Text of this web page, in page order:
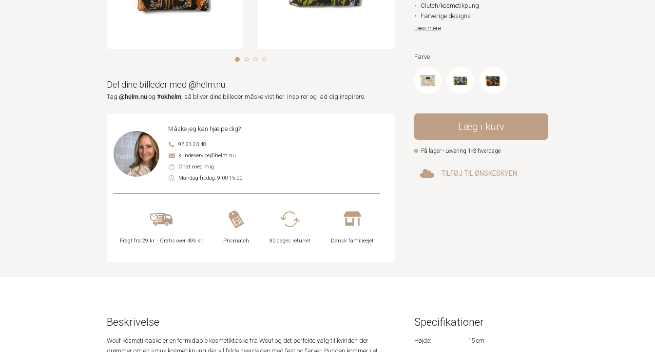
Del dine billeder med @helm.nu
Tag @helm.nu og #okhelm, så bliver dine billeder måske vist her. Inspirer og lad dig inspirere.
Måske jeg kan hjælpe dig?
97 21 23 48
kundeservice@helm.nu
Chat med mig
Mandag-fredag: 9.00-15.00
Fragt fra 29 kr. - Gratis over 499 kr. Prismatch 90 dages returret Dansk familieejet
Clutch/kosmetikpung
Farverige designs
Læs mere
Farve
Læg i kurv
På lager - Levering 1-3 hverdage
TILFØJ TIL ØNSKESKYEN
Beskrivelse
Wouf kosmetiktaske er en formidable kosmetiktaske fra Wouf og det perfekte valg til kvinden der
Specifikationer
Højde:
15 cm